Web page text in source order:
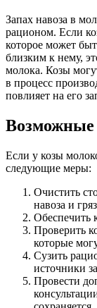
Запах навоза в
рационом. Если
которое может
близким к нему,
молока. Козы
в процесс
повлияет на его
Если у козы
следующие меры:
Очистить
навоза и
Обеспечить
Проверить
которые
Сузить
источники
Провести